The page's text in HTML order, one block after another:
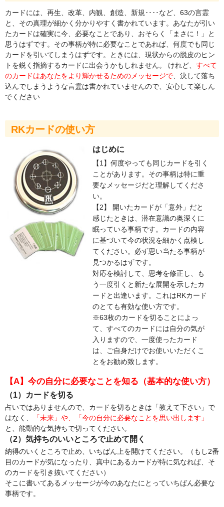
カードには、再生、改革、内観、創造、新規‥‥など、63の言霊
と、その真理が細かく分かりやすく書かれています。あなたが引い
たカードは確実に今、必要なことであり、おそらく「まさに！」と
思うはずです。その事柄が特に必要なことであれば、何度でも同じ
カードを引いてしまうはずです。ときには、現状からの脱皮のヒン
トを鋭く指摘するカードに出会うかもしれません。 けれど、 すべて
のカードはあなたをより輝かせるためのメッセージで 、決して落ち
込んでしまうような言霊は書かれていませんので、安心して楽しん
でください
RKカードの使い方
はじめに
【1】何度やっても同じカードを引く
ことがあります。その事柄は特に重
要なメッセージだと理解してくださ
い。
【2】 開いたカードが「意外」だと
感じたときは、潜在意識の奥深くに
眠っている事柄です。カードの内容
に基づいて今の状況を細かく点検し
てください。必ず思い当たる事柄が
見つかるはずです。
対応を検討して、思考を修正し、も
う一度引くと新たな展開を示したカ
ードと出逢います。これはRKカード
のとても有効な使い方です。
※63枚のカードを切ることによっ
て、すべてのカードには自分の気が
入りますので、一度使ったカード
は、ご自身だけでお使いいただくこ
とをお勧め致します。
【A】今の自分に必要なことを知る（基本的な使い方）
（1）カードを切る
占いではありませんので、カードを切るときは「教えて下さい」で
はなく、
「未来」や、「今の自分に必要なことを思い出します」
と、能動的な気持ちで切ってください。
（2）気持ちのいいところで止めて開く
納得のいくところで止め、いちばん上を開けてください。（もし2番
目のカードが気になったり、真中にあるカードが特に気なれば、そ
のカードを引き抜いてください）
そこに書いてあるメッセージが今のあなたにとっていちばん必要な
事柄です。